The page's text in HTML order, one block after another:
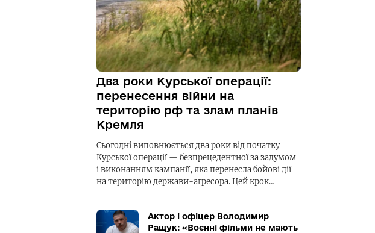
Два роки Курської операції:
перенесення війни на
територію рф та злам планів
Кремля
Сьогодні виповнюється два роки від початку
Курської операції — безпрецедентної за задумом
і виконанням кампанії, яка перенесла бойові дії
на територію держави-агресора. Цей крок…
Актор і офіцер Володимир
Ращук: «Воєнні фільми не мають